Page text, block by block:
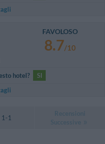
FAVOLOSO
8.7/10
hotel?
SI
1-1